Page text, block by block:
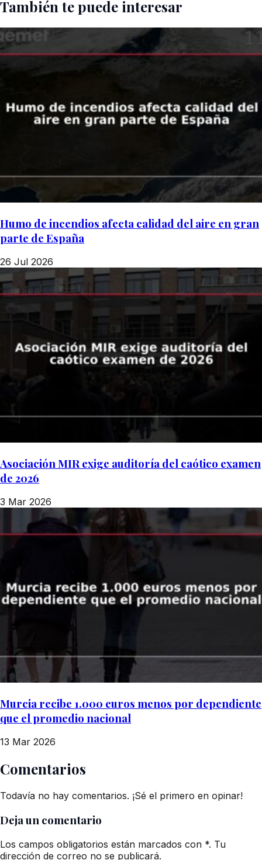
También te puede interesar
Humo de incendios afecta calidad del aire en gran
parte de España
26 Jul 2026
Asociación MIR exige auditoría del caótico examen
de 2026
3 Mar 2026
Murcia recibe 1.000 euros menos por dependiente
que el promedio nacional
13 Mar 2026
Comentarios
Todavía no hay comentarios. ¡Sé el primero en opinar!
Deja un comentario
Los campos obligatorios están marcados con *. Tu
dirección de correo no se publicará.